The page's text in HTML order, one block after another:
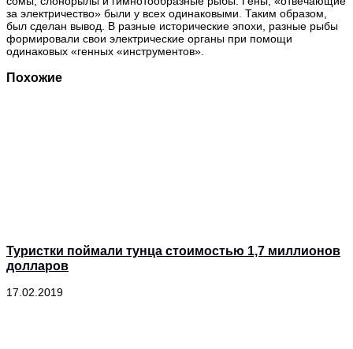
за электричество» были у всех одинаковыми. Таким образом,
был сделан вывод. В разные исторические эпохи, разные рыбы
формировали свои электрические органы при помощи
одинаковых «генных «инструментов».
Похожие
Туристки поймали тунца стоимостью 1,7 миллионов
долларов
17.02.2019